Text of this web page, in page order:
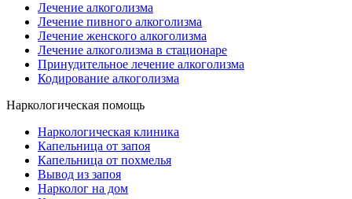
Лечение алкоголизма
Лечение пивного алкоголизма
Лечение женского алкоголизма
Лечение алкоголизма в стационаре
Принудительное лечение алкоголизма
Кодирование алкоголизма
Наркологическая помощь
Наркологическая клиника
Капельница от запоя
Капельница от похмелья
Вывод из запоя
Нарколог на дом